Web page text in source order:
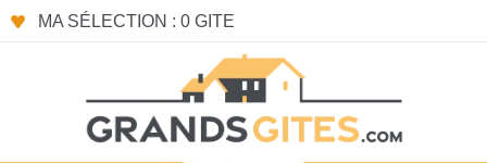
MA SÉLECTION : 0 GITE
Panneau de gestion des cookies